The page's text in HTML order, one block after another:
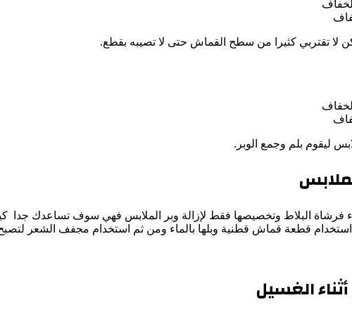
تقتربي كثيرا من سطح القماش حتى لا تصيبه بقطع.
ليقوم بلم وجمع الوبر.
فرشاة البلاط وتخصيصها فقط لإزالة وبر الملابس فهي سوف تساعدك جدا
قطعة قماش قطنية وبلها بالماء ومن ثم استخدام مجفف الشعر لتصبح
الغسيل